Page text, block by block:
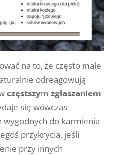
na to, że często małe
odreagowują
częstszym zgłaszaniem
się wówczas
wygodnych do karmienia
przykrycia, jeśli
przy innych